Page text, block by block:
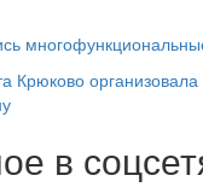
Крюково организовала
в